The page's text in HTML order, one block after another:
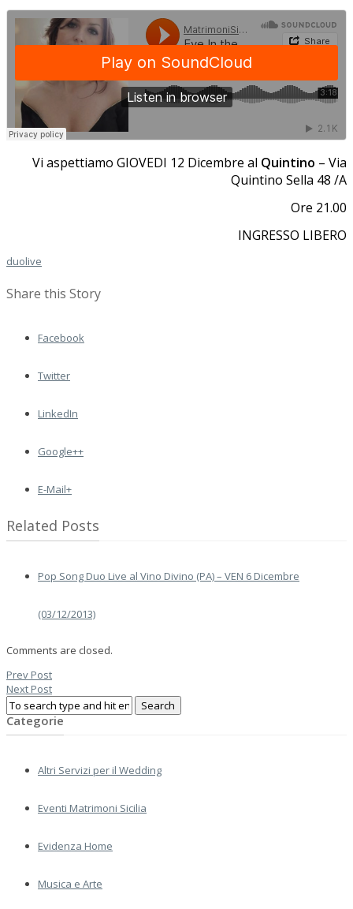
Vi aspettiamo GIOVEDI 12 Dicembre al Quintino – Via
Quintino Sella 48 /A
Ore 21.00
INGRESSO LIBERO
duolive
Share this Story
Facebook
Twitter
LinkedIn
Google++
E-Mail+
Related Posts
Pop Song Duo Live al Vino Divino (PA) – VEN 6 Dicembre
(03/12/2013)
Comments are closed.
Prev Post
Next Post
Categorie
Altri Servizi per il Wedding
Eventi Matrimoni Sicilia
Evidenza Home
Musica e Arte